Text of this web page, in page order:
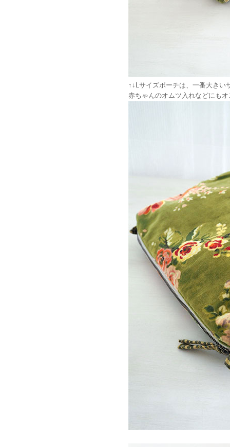
↑↓Lサイズポーチは、一番大き
赤ちゃんのオムツ入れなどにも